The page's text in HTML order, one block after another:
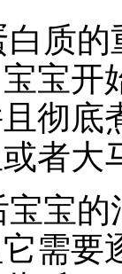
的
宝开
彻底
者大
的
需要